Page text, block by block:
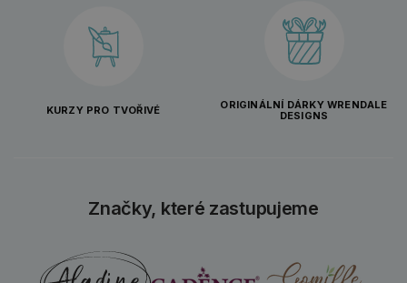
KURZY PRO TVOŘIVÉ
ORIGINÁLNÍ DÁRKY WRENDALE
DESIGNS
Značky, které zastupujeme